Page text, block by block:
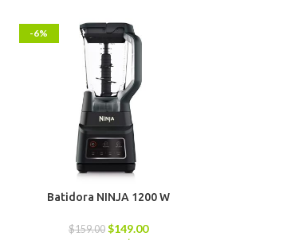
-6%
Batidora NINJA 1200 W
$159.00 $149.00